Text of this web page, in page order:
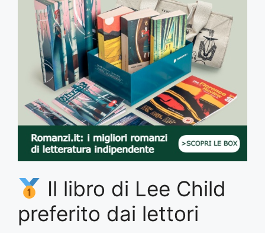
Il libro di Lee Child
preferito dai lettori